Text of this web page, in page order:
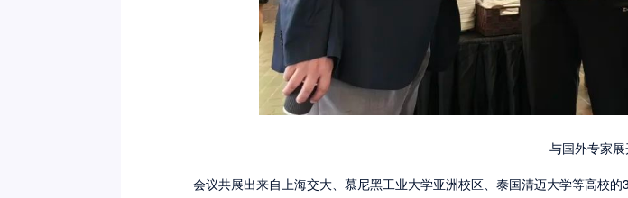
与国外专家
会议共展出来自上海交大、慕尼黑工业大学亚洲校区、泰国清迈大学等高校